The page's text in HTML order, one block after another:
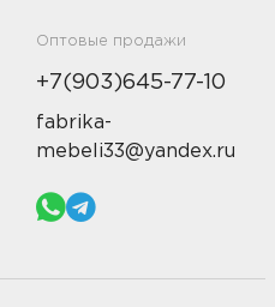
Оптовые продажи
+7(903)645-77-10
fabrika-
mebeli33@yandex.ru